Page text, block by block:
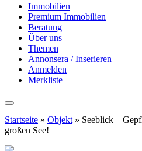
Immobilien
Premium Immobilien
Beratung
Über uns
Themen
Annonsera / Inserieren
Anmelden
Merkliste
Startseite » Objekt » Seeblick –
großen See!